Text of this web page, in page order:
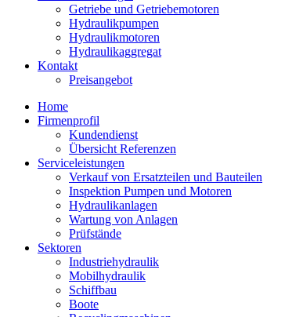
Getriebe und Getriebemotoren
Hydraulikpumpen
Hydraulikmotoren
Hydraulikaggregat
Kontakt
Preisangebot
Home
Firmenprofil
Kundendienst
Übersicht Referenzen
Serviceleistungen
Verkauf von Ersatzteilen und Bauteilen
Inspektion Pumpen und Motoren
Hydraulikanlagen
Wartung von Anlagen
Prüfstände
Sektoren
Industriehydraulik
Mobilhydraulik
Schiffbau
Boote